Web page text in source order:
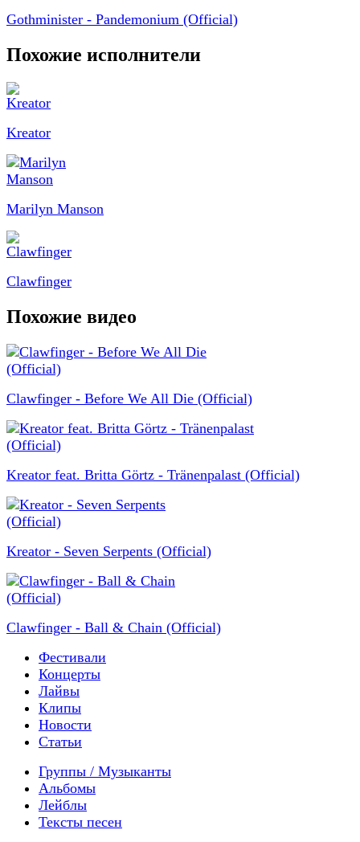
Gothminister - Pandemonium (Official)
Похожие исполнители
Kreator
Marilyn Manson
Clawfinger
Похожие видео
Clawfinger - Before We All Die (Official)
Kreator feat. Britta Görtz - Tränenpalast (Official)
Kreator - Seven Serpents (Official)
Clawfinger - Ball & Chain (Official)
Фестивали
Концерты
Лайвы
Клипы
Новости
Статьи
Группы / Музыканты
Альбомы
Лейблы
Тексты песен